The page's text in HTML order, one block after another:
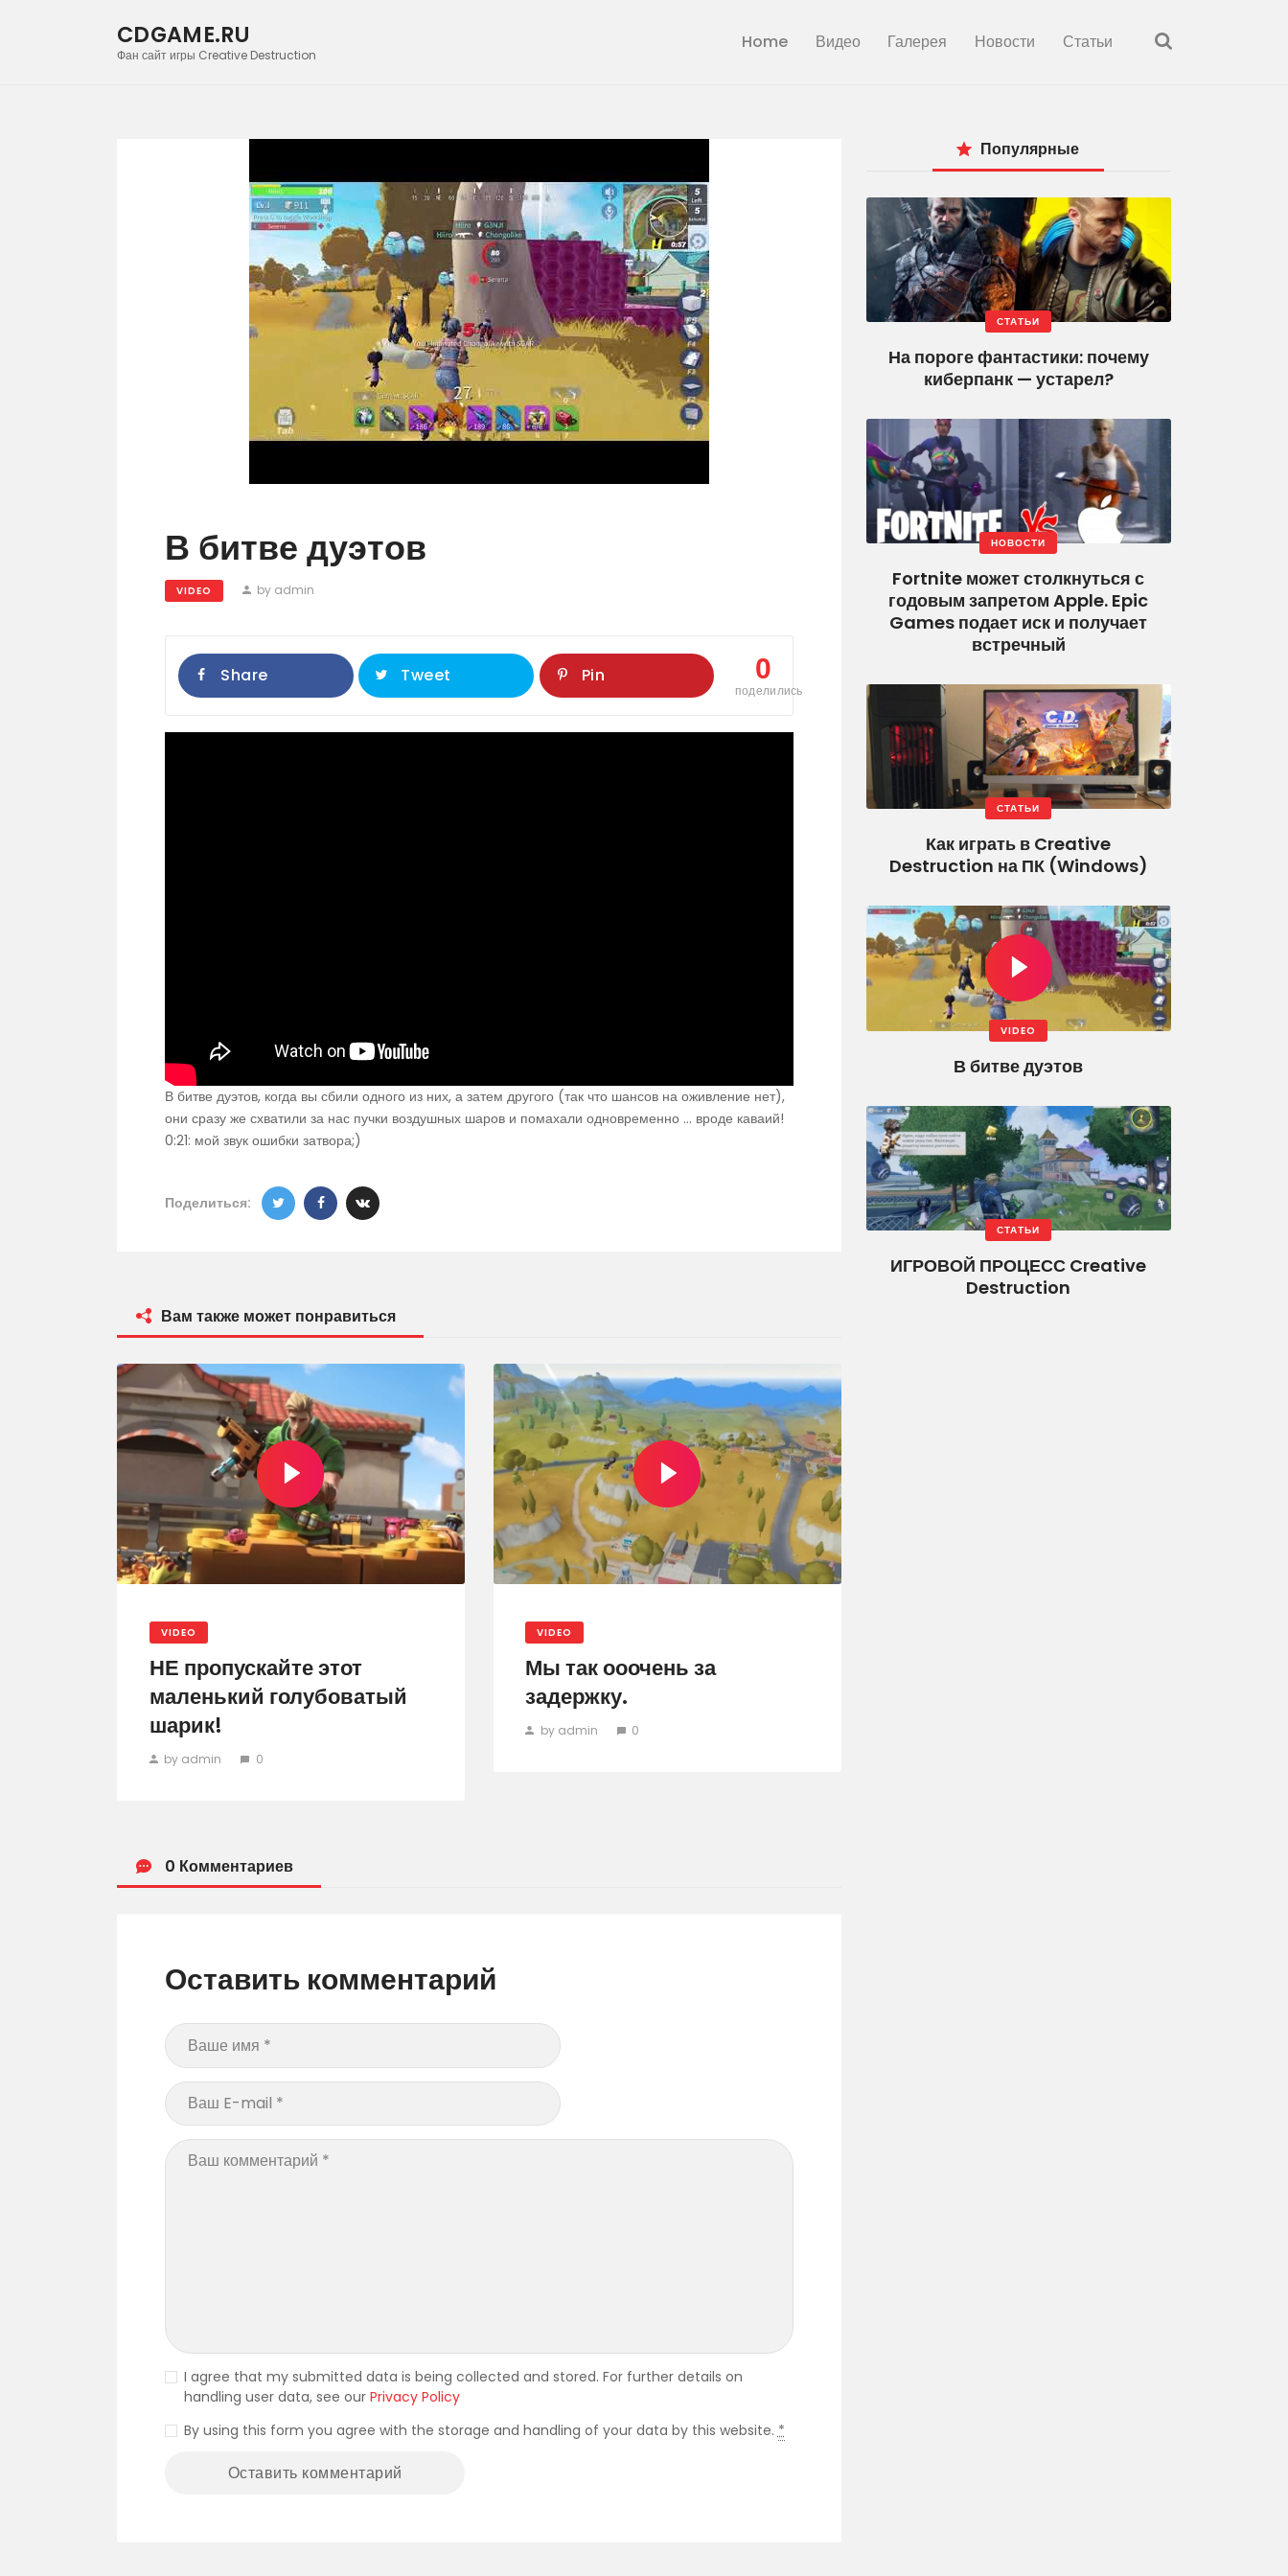
CDGAME.RU
Фан сайт игры Creative Destruction
Home Видео Галерея Новости Статьи
Галерея
Новости
Статьи
В битве дуэтов
VIDEO by admin
0
поделились
Share Tweet Pin
В битве дуэтов, когда вы сбили одного из них, а затем другого (так что шансов на оживление нет),
они сразу же схватили за нас пучки воздушных шаров и помахали одновременно … вроде каваий!
0:21: мой звук ошибки затвора;)
Поделиться:
Вам также может понравиться
VIDEO
НЕ пропускайте этот
маленький голубоватый
шарик!
by admin 0
VIDEO
Мы так ооочень за
задержку.
by admin 0
0 Комментариев
Оставить комментарий
I agree that my submitted data is being collected and stored. For further details on
handling user data, see our Privacy Policy
By using this form you agree with the storage and handling of your data by this website.*
Популярные
СТАТЬИ
На пороге фантастики: почему
киберпанк — устарел?
НОВОСТИ
Fortnite может столкнуться с
годовым запретом Apple. Epic
Games подает иск и получает
встречный
СТАТЬИ
Как играть в Creative
Destruction на ПК (Windows)
VIDEO
В битве дуэтов
СТАТЬИ
ИГРОВОЙ ПРОЦЕСС Creative
Destruction